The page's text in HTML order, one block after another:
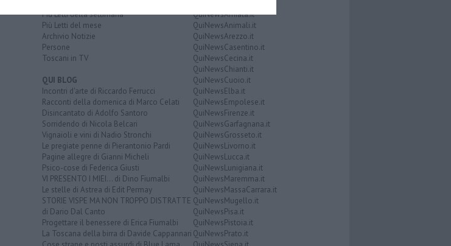
Più Letti della settimana
Più Letti del mese
Archivio Notizie
Persone
Toscani in TV
QUI BLOG
Incontri d'arte di Riccardo Ferrucci
Racconti della domenica di Marco Celati
Disincantato di Adolfo Santoro
Sorridendo di Nicola Belcari
Vignaioli e vini di Nadio Stronchi
Le pregiate penne di Pierantonio Pardi
Pagine allegre di Gianni Micheli
Psico-cose di Federica Giusti
VI PRESENTO I MIEI... di Dino Fiumalbi
Le stelle di Astrea di Edit Permay
STORIE VISPE MA NON TROPPO DISTRATTE
di Dario Dal Canto
Progettare il benessere di Erica Fiumalbi
La Toscana della birra di Davide Cappannari
QuiNewsAmiata.it
QuiNewsAnimali.it
QuiNewsArezzo.it
QuiNewsCasentino.it
QuiNewsCecina.it
QuiNewsChianti.it
QuiNewsCuoio.it
QuiNewsElba.it
QuiNewsEmpolese.it
QuiNewsFirenze.it
QuiNewsGarfagnana.it
QuiNewsGrosseto.it
QuiNewsLivorno.it
QuiNewsLucca.it
QuiNewsLunigiana.it
QuiNewsMaremma.it
QuiNewsMassaCarrara.it
QuiNewsMugello.it
QuiNewsPisa.it
QuiNewsPistoia.it
QuiNewsPrato.it